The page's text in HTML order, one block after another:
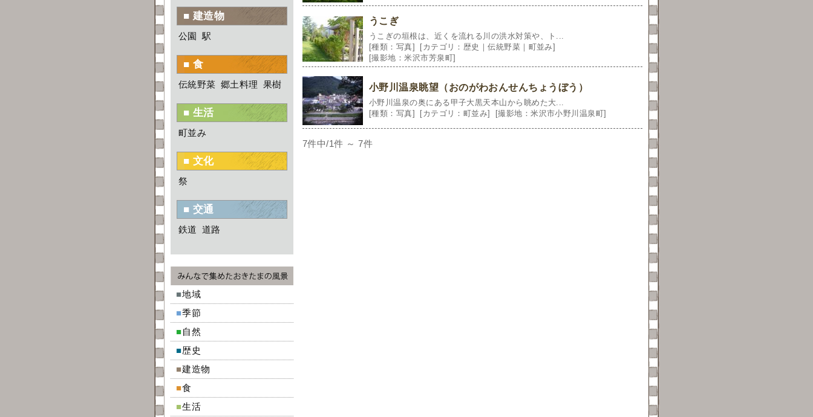
うこぎ
うこぎの垣根は、近くを流れる川の洪水対策や、ト...
[種類：写真]
[カテゴリ：歴史｜伝統野菜｜町並み]
[撮影地：米沢市芳泉町]
小野川温泉眺望（おのがわおんせんちょうぼう）
小野川温泉の奥にある甲子大黒天本山から眺めた大...
[種類：写真]
[カテゴリ：町並み] [撮影地：米沢市小野川温泉町]
7件中/1件 ～ 7件
■ 建造物
公園 駅
■ 食
伝統野菜 郷土料理 果樹
■ 生活
町並み
■ 文化
祭
■ 交通
鉄道 道路
■地域
■季節
■自然
■歴史
■建造物
■食
■生活